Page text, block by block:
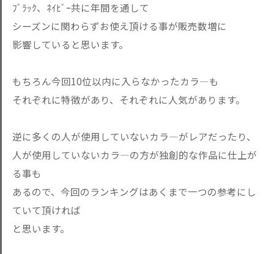
ﾌﾞﾗｯｸ、ﾈｲﾋﾞｰ共に年間を通して
シーズンに関わらずお使え頂ける事が販売数増に
影響していると思います。
もちろん今回10位以内に入らなかったカラ―も
それぞれに特徴があり、それぞれに人気があります。
逆に多くの人が使用していないカラ―がレアだったり、
人が使用していないカラ―の方が独創的な作品に仕上が
る事も
あるので、今回のランキングはあくまで一つの参考にし
ていて頂ければ
と思います。